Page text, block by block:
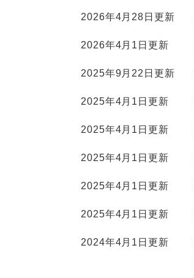
2026年4月28日更新
2026年4月1日更新
2025年9月22日更新
2025年4月1日更新
2025年4月1日更新
2025年4月1日更新
2025年4月1日更新
2025年4月1日更新
2024年4月1日更新